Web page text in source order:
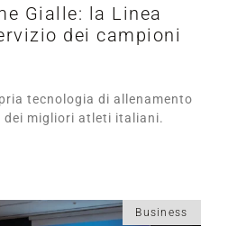
Gialle: la Linea
dei campioni
tecnologia di allenamento
dei migliori atleti italiani.
Business